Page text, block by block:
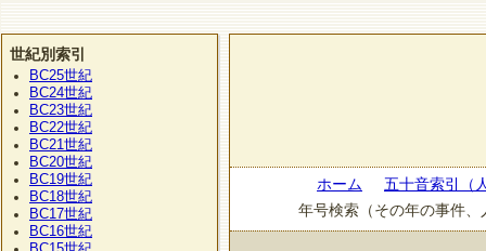
ホーム
五十音索引（
年号検索（その年の事件
世紀別索引
BC25世紀
BC24世紀
BC23世紀
BC22世紀
BC21世紀
BC20世紀
BC19世紀
BC18世紀
BC17世紀
BC16世紀